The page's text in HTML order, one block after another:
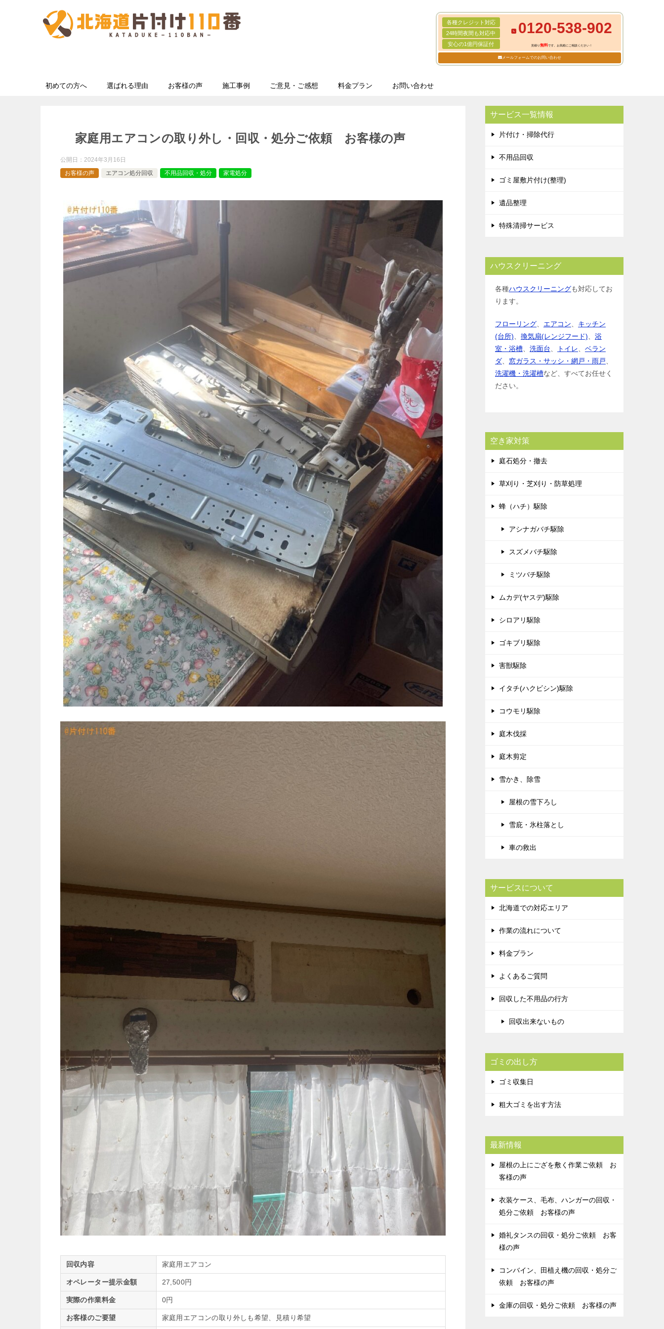
各種クレジット対応
24時間夜間も対応中
安心の1億円保証付
0120-538-902
見積り無料です。お気軽にご相談ください！
メールフォームでのお問い合わせ
初めての方へ 選ばれる理由 お客様の声 施工事例 ご意見・ご感想 料金プラン お問い合わせ
家庭用エアコンの取り外し・回収・処分ご依頼 お客様の声
公開日： 2024年3月16日
お客様の声
エアコン処分回収 不用品回収・処分 家電処分
回収内容 家庭用エアコン
オペレーター提示金額 27,500円
実際の作業料金 0円
お客様のご要望 家庭用エアコンの取り外しも希望、見積り希望
サービス一覧情報
片付け・掃除代行
不用品回収
ゴミ屋敷片付け(整理)
遺品整理
特殊清掃サービス
ハウスクリーニング
各種ハウスクリーニングも対応してお
ります。
フローリング エアコン
キッチン
(台所)
換気扇(レンジフード)
浴
室・浴槽
洗面台 トイレ
ベラン
ダ
窓ガラス・サッシ・網戸・雨戸
洗濯機・洗濯槽など、すべてお任せく
ださい。
空き家対策
庭石処分・撤去
草刈り・芝刈り・防草処理
蜂（ハチ）駆除
アシナガバチ駆除
スズメバチ駆除
ミツバチ駆除
ムカデ(ヤスデ)駆除
シロアリ駆除
ゴキブリ駆除
害獣駆除
イタチ(ハクビシン)駆除
コウモリ駆除
庭木伐採
庭木剪定
雪かき、除雪
屋根の雪下ろし
雪庇・氷柱落とし
車の救出
サービスについて
北海道での対応エリア
作業の流れについて
料金プラン
よくあるご質問
回収した不用品の行方
回収出来ないもの
ゴミの出し方
ゴミ収集日
粗大ゴミを出す方法
最新情報
屋根の上にござを敷く作業ご依頼 お
客様の声
衣装ケース、毛布、ハンガーの回収・
処分ご依頼 お客様の声
婚礼タンスの回収・処分ご依頼 お客
様の声
コンバイン、田植え機の回収・処分ご
依頼 お客様の声
金庫の回収・処分ご依頼 お客様の声